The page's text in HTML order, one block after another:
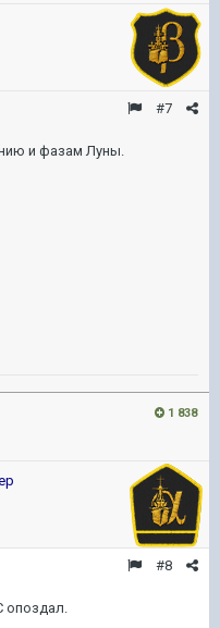
#7
и фазам Луны.
1 838
#8
опоздал.